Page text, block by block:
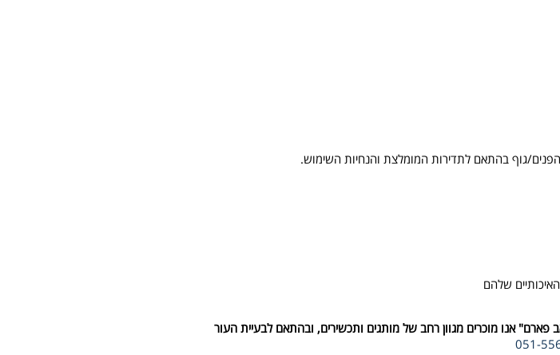
גוף בהתאם לתדירות המומלצת והנחיות השימוש.
שלהם
אנו מוכרים מגוון רחב של מותגים ותכשירים, ובהתאם לבעיית העור
051-